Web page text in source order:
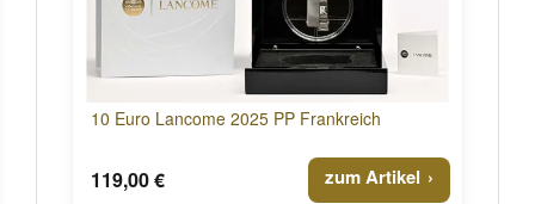
10 Euro Lancome 2025 PP Frankreich
119,00 € zum Artikel